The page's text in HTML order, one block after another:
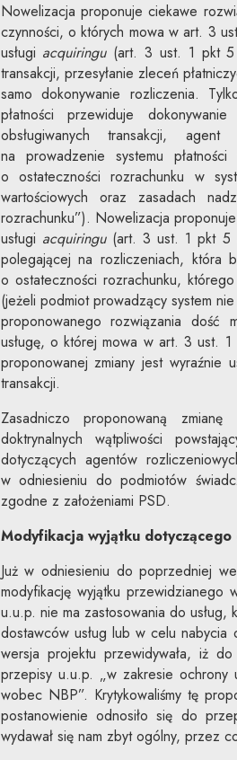
Nowelizacja proponuje ciekawe
czynności, o których mowa w art. 3
usługi acquiringu (art. 3 ust. 1 pkt 5
transakcji, przesyłanie zleceń
samo dokonywanie rozliczenia.
płatności przewiduje
obsługiwanych transakcji,
na prowadzenie systemu
o ostateczności rozrachunku w
wartościowych oraz zasadach
rozrachunku”). Nowelizacja
usługi acquiringu (art. 3 ust. 1 pkt 5
polegającej na rozliczeniach, która
o ostateczności rozrachunku,
(jeżeli podmiot prowadzący system
proponowanego rozwiązania dość
usługę, o której mowa w art. 3 ust.
proponowanej zmiany jest wyraźnie
transakcji.
Zasadniczo proponowaną
doktrynalnych wątpliwości
dotyczących agentów
w odniesieniu do podmiotów
zgodne z założeniami PSD.
Modyfikacja wyjątku
Już w odniesieniu do poprzedniej
modyfikację wyjątku
u.u.p. nie ma zastosowania do
dostawców usług lub w celu
wersja projektu przewidywała, iż
przepisy u.u.p. „w zakresie ochrony
wobec NBP”. Krytykowaliśmy tę
postanowienie odnosiło się do
wydawał się nam zbyt ogólny, przez